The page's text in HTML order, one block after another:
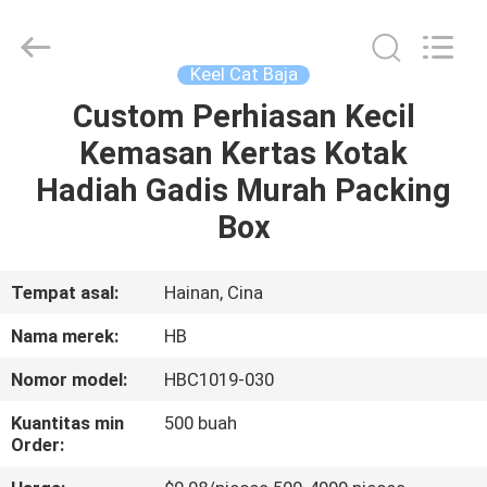
RUMAH
PRODUK
KITA
PABRIK
Keel Cat Baja
Custom Perhiasan Kecil
Kemasan Kertas Kotak
Hadiah Gadis Murah Packing
Box
Tempat asal:
Hainan, Cina
Nama merek:
HB
Nomor model:
HBC1019-030
Kuantitas min
Order:
500 buah